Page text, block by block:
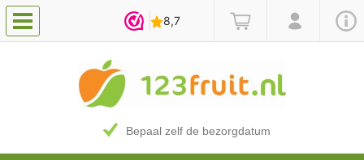
Bepaal zelf de bezorgdatum